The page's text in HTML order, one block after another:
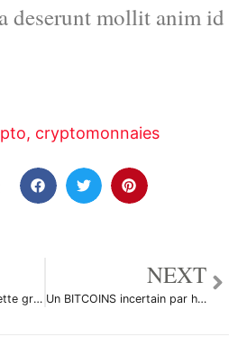
deserunt mollit anim id
, cryptomonnaies
NEXT
Un BITCOINS incertain par hocine_gbr